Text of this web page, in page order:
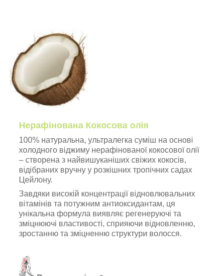
Нерафінована Кокосова олія
100% натуральна, ультралегка суміш на основі
холодного віджиму нерафінованої кокосової олії
– створена з найвишуканіших свіжих кокосів,
відібраних вручну у розкішних тропічних садах
Цейлону.
Завдяки високій концентрації відновлювальних
вітамінів та потужним антиоксидантам, ця
унікальна формула виявляє регенеруючі та
зміцнюючі властивості, сприяючи відновленню,
зростанню та зміцненню структури волосся.